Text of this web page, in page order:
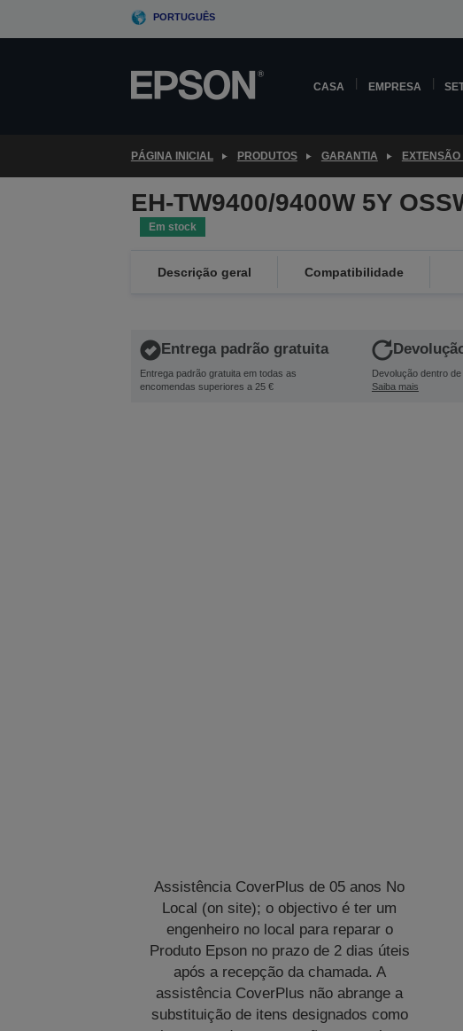
PORTUGUÊS
CASA EMPRESA
PÁGINA INICIAL PRODUTOS GARANTIA
EH-TW9400/9400W 5Y
Em stock
Descrição geral Compatibilidade
Entrega padrão gratuita
Entrega padrão gratuita em todas as
encomendas superiores a 25 €
Devolução dentro
Saiba mais
Assistência CoverPlus de 05 anos No
Local (on site); o objectivo é ter um
engenheiro no local para reparar o
Produto Epson no prazo de 2 dias úteis
após a recepção da chamada. A
assistência CoverPlus não abrange a
substituição de itens designados como